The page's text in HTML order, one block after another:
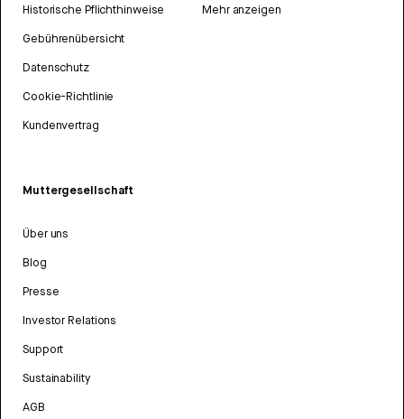
Historische Pflichthinweise
Gebührenübersicht
Datenschutz
Cookie-Richtlinie
Kundenvertrag
Mehr anzeigen
Muttergesellschaft
Über uns
Blog
Presse
Investor Relations
Support
Sustainability
AGB